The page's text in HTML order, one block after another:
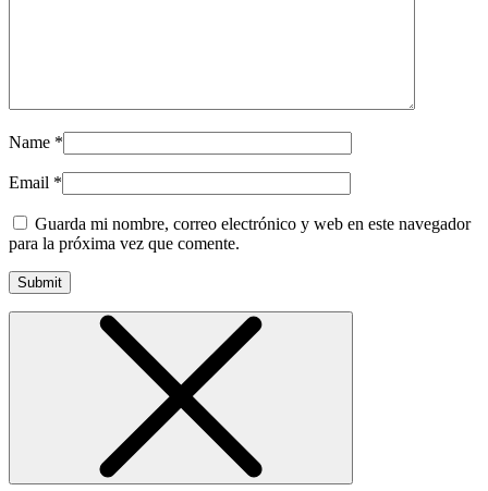
Name *
Email *
Guarda mi nombre, correo electrónico y web en este navegador
para la próxima vez que comente.